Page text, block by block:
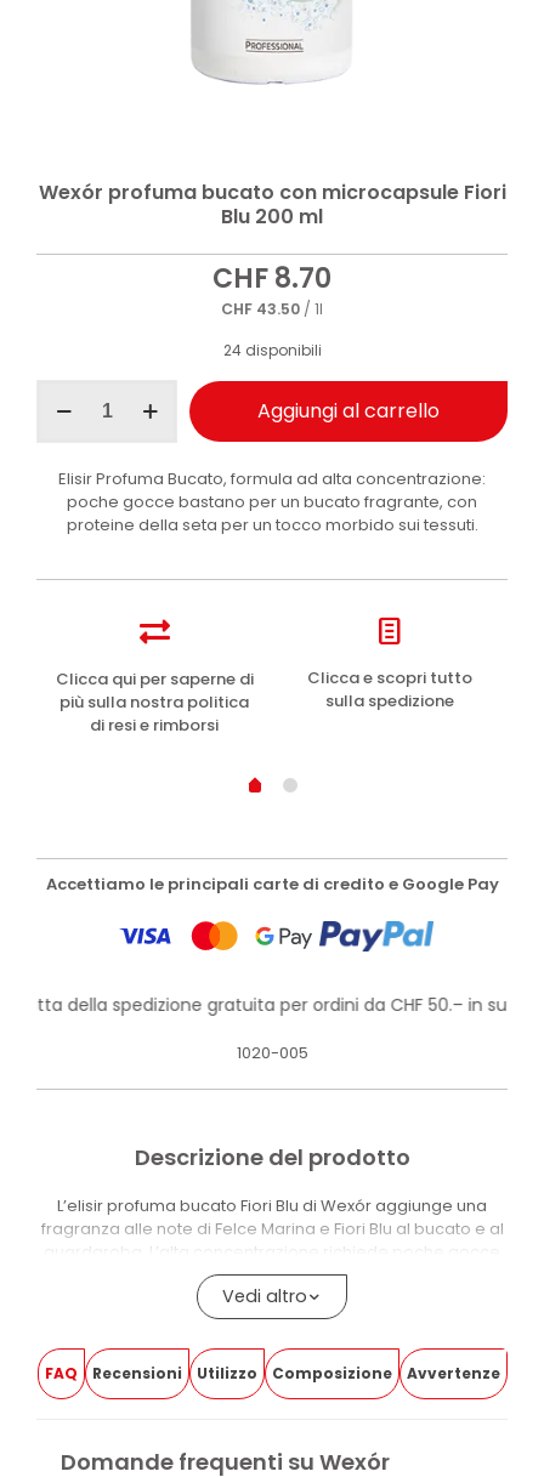
Wexór profuma bucato con microcapsule Fiori
Blu 200 ml
CHF8.70
CHF 43.50 / 1l
24 disponibili
profuma
microcapsule
Fiori
ml
Aggiungi al carrello
Elisir Profuma Bucato, formula ad alta concentrazione:
poche gocce bastano per un bucato fragrante, con
proteine della seta per un tocco morbido sui tessuti.
Clicca qui per saperne di
più sulla nostra politica
di resi e rimborsi
Clicca e scopri tutto
sulla spedizione
Accettiamo le principali carte di credito e Google Pay
della spedizione gratuita per ordini da CHF 50.– in su!
1020-005
Descrizione del prodotto
L’elisir profuma bucato Fiori Blu di Wexór aggiunge una
fragranza alle note di Felce Marina e Fiori Blu al bucato e al
guardaroba. L’alta concentrazione richiede poche gocce
per lavaggio.
Le microcapsule presenti nella formula rilasciano la
del profumo sui tessuti anche dopo il lavaggio. La formula
include proteine della seta con un effetto di mano
L’essenza è adatta a tutti i tipi di tessuto e può essere usata
Vedi altro
FAQ Recensioni Utilizzo Composizione Avvertenze
Domande frequenti su Wexór